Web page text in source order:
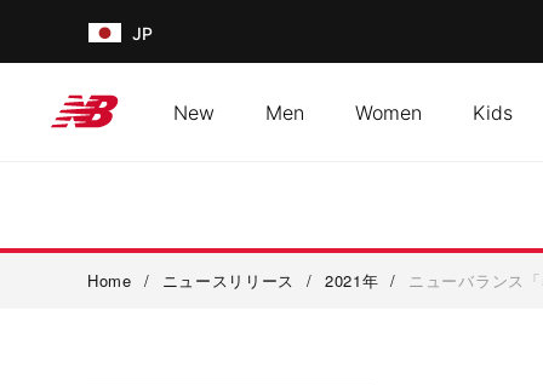
JP
New Men Women Kids
Home / ニュースリリース / 2021年 / ニューバランス